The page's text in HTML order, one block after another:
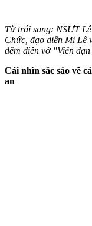
Từ trái sang: NSƯT
Chức, đạo diễn Mi Lê
đêm diễn vở "Viên
Cái nhìn sắc sảo về
an